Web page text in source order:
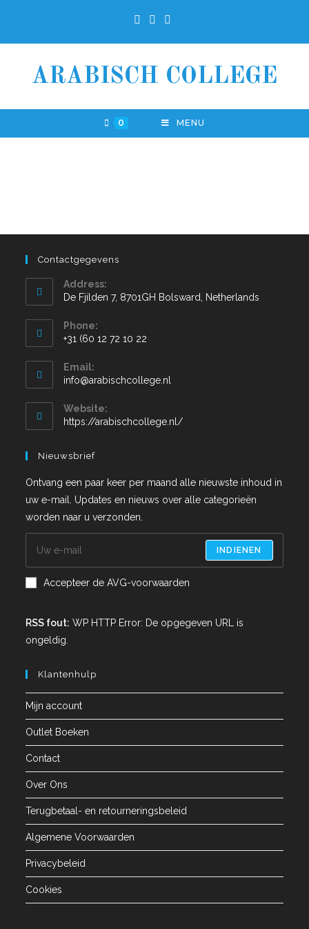
ARABISCH COLLEGE
0 MENU
Contactgegevens
Address:
De Fjilden 7, 8701GH Bolsward, Netherlands
Phone:
+31 (60 12 72 10 22
Email:
info@arabischcollege.nl
Website:
https://arabischcollege.nl/
Nieuwsbrief
Ontvang een paar keer per maand alle nieuwste inhoud in
uw e-mail. Updates en nieuws over alle categorieën
worden naar u verzonden.
INDIENEN
Accepteer de AVG-voorwaarden
RSS fout: WP HTTP Error: De opgegeven URL is
ongeldig.
Klantenhulp
Mijn account
Outlet Boeken
Contact
Over Ons
Terugbetaal- en retourneringsbeleid
Algemene Voorwaarden
Privacybeleid
Cookies